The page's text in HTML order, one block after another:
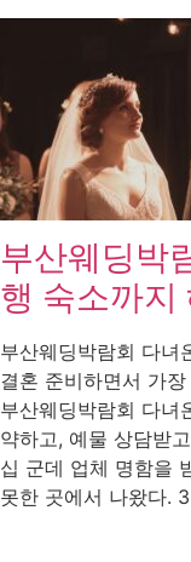
부산웨딩박
행 숙소까지
부산웨딩박람회 다녀
결혼 준비하면서 가
부산웨딩박람회 다녀
약하고, 예물 상담받
십 군데 업체 명함을
못한 곳에서 나왔다.